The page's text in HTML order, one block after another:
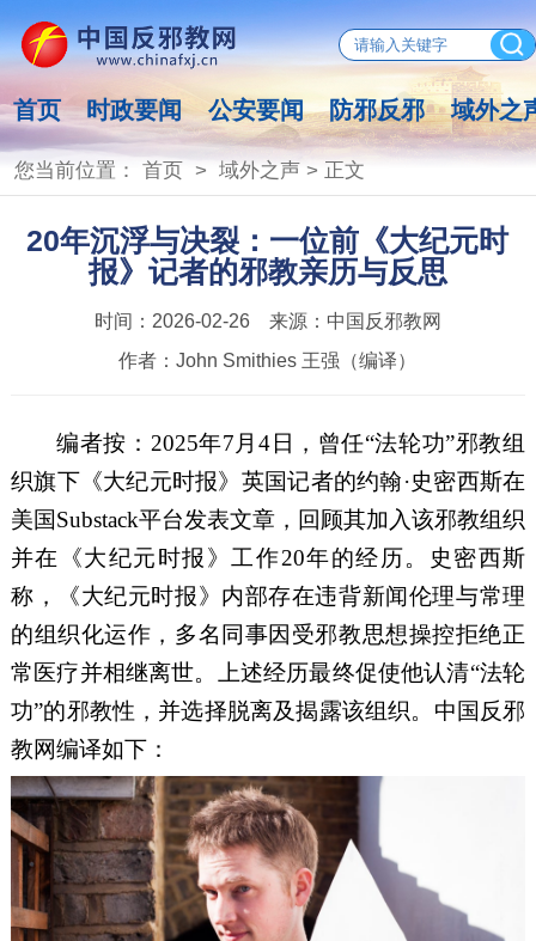
首页 时政要闻 公安要闻 防邪反邪 域外之
您当前位置： 首页> 域外之声> 正文
20年沉浮与决裂：一位前《大纪元时
报》记者的邪教亲历与反思
时间： 2026-02-26 来源： 中国反邪教网
作者：John Smithies 王强（编译）
编者按： 2025年7 月 4日， 曾任“法轮功”邪教组
织旗下《大纪元时报》英国记者的约翰·史密西斯在
美国Substack平台发表文章 ， 回顾其加入该邪教组织
并在《大纪元时报》工作20年的经历。
史密西斯
称，
《大纪元时报》内部存在违背新闻伦理与常理
的组织化运作，多名同事因受邪教思想操控拒绝正
常医疗并相继离世。上述经历最终促使他认清“法轮
功”的邪教性 ， 并选择脱离及揭露该组织。 中国反邪
教网编译如下：